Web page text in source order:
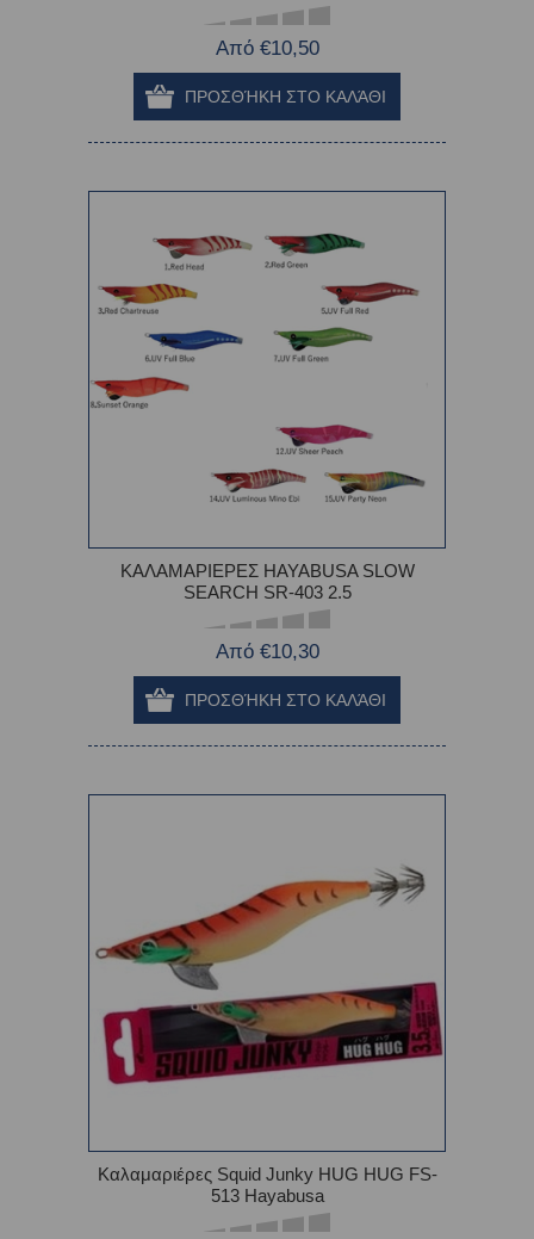
Από €10,50
ΚΑΛΑΜΑΡΙΕΡΕΣ HAYABUSA SLOW
SEARCH SR-403 2.5
Από €10,30
Καλαμαριέρες Squid Junky HUG HUG FS-
513 Hayabusa